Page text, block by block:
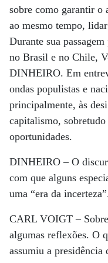
sobre como garantir o
ao mesmo tempo,
Durante sua
no Brasil e no Chile,
DINHEIRO. Em
ondas populistas e
principalmente, às
capitalismo,
oportunidades.
DINHEIRO –O
com que alguns
uma “era da
CARL VOIGT –
algumas reflexões. O
assumiu a presidência